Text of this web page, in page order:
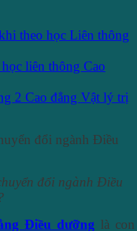
theo học Liên thông
liên thông Cao
2 Cao đẳng Vật lý trị
đổi ngành Điều
Điều dưỡng là con